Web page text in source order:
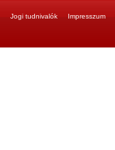
Jogi tudnivalók Impresszum